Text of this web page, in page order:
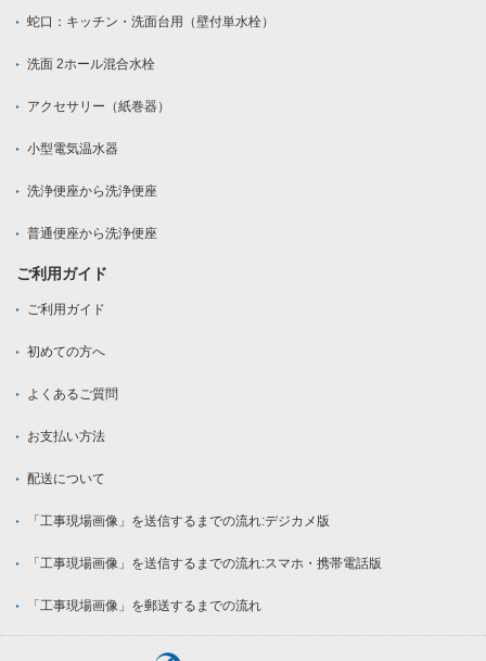
蛇口：キッチン・洗面台用（壁付単水栓）
洗面 2ホール混合水栓
アクセサリー（紙巻器）
小型電気温水器
洗浄便座から洗浄便座
普通便座から洗浄便座
ご利用ガイド
ご利用ガイド
初めての方へ
よくあるご質問
お支払い方法
配送について
「工事現場画像」を送信するまでの流れ:デジカメ版
「工事現場画像」を送信するまでの流れ:スマホ・携帯電話版
「工事現場画像」を郵送するまでの流れ